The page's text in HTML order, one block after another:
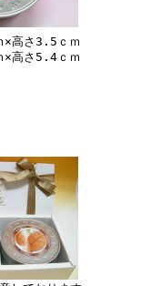
高さ3.5ｃｍ
高さ5.4ｃｍ